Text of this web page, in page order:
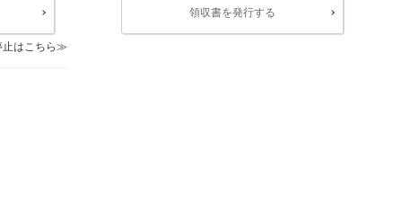
はこちら
領収書を発行する